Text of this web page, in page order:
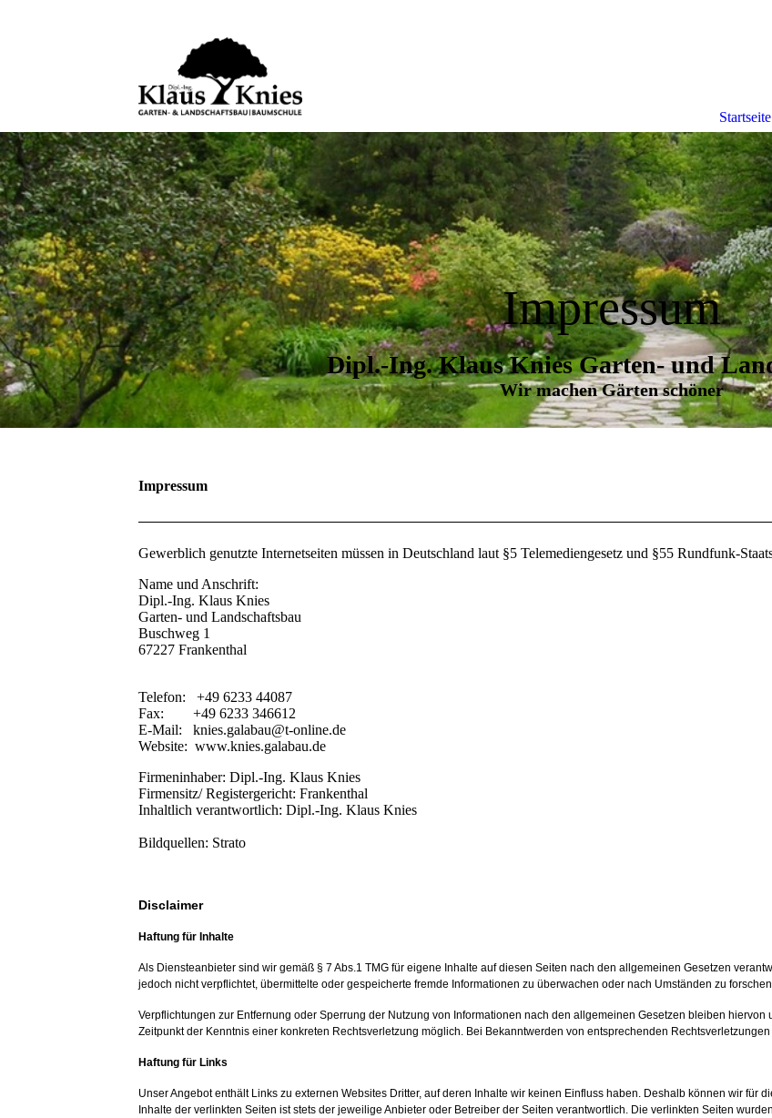
Impressum
Dipl.-Ing. Klaus Knies Garten- und
Wir machen Gärten schöner
Impressum
Gewerblich genutzte Internetseiten müssen in Deutschland laut §5 Telemediengesetz und §55 Rundfunk-
Name und Anschrift:
Dipl.-Ing. Klaus Knies
Garten- und Landschaftsbau
Buschweg 1
67227 Frankenthal
Telefon: +49 6233 44087
Fax: +49 6233 346612
E-Mail: knies.galabau@t-online.de
Website: www.knies.galabau.de
Firmeninhaber: Dipl.-Ing. Klaus Knies
Firmensitz/ Registergericht: Frankenthal
Inhaltlich verantwortlich: Dipl.-Ing. Klaus Knies
Bildquellen: Strato
Disclaimer
Haftung für Inhalte
Als Diensteanbieter sind wir gemäß § 7 Abs.1 TMG für eigene Inhalte auf diesen Seiten nach den allgemeinen Gesetzen
jedoch nicht verpflichtet, übermittelte oder gespeicherte fremde Informationen zu überwachen oder nach Umständen zu
Verpflichtungen zur Entfernung oder Sperrung der Nutzung von Informationen nach den allgemeinen Gesetzen bleiben
Zeitpunkt der Kenntnis einer konkreten Rechtsverletzung möglich. Bei Bekanntwerden von entsprechenden
Haftung für Links
Unser Angebot enthält Links zu externen Websites Dritter, auf deren Inhalte wir keinen Einfluss haben. Deshalb können wir für
Inhalte der verlinkten Seiten ist stets der jeweilige Anbieter oder Betreiber der Seiten verantwortlich. Die verlinkten Seiten
Startseite